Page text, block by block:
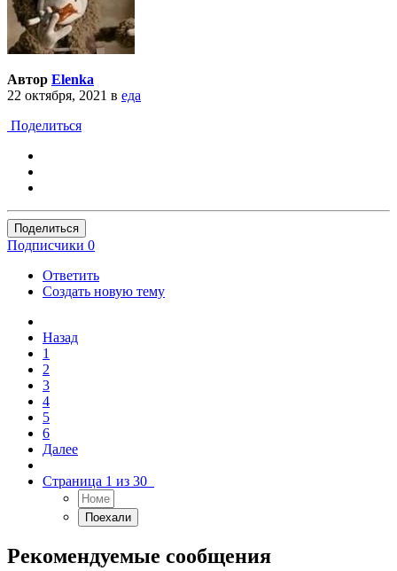
Автор Elenka
22 октября, 2021 в еда
Поделиться
Поделиться
Подписчики 0
Ответить
Создать новую тему
Назад
1
2
3
4
5
6
Далее
Страница 1 из 30
Рекомендуемые сообщения